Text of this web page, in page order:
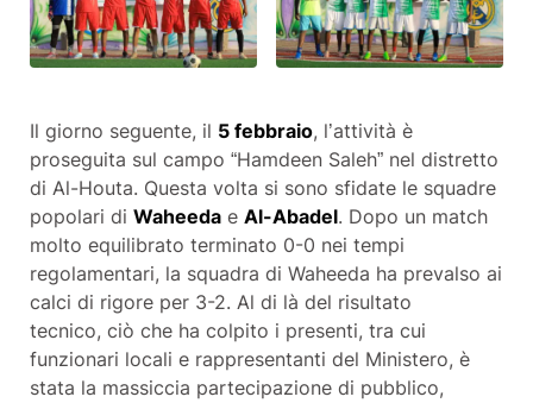
Il giorno seguente, il 5 febbraio, l’attività è
proseguita sul campo “Hamdeen Saleh” nel distretto
di Al-Houta. Questa volta si sono sfidate le squadre
popolari di Waheedae Al-Abadel. Dopo un match
molto equilibrato terminato 0-0 nei tempi
regolamentari, la squadra di Waheeda ha prevalso ai
calci di rigore per 3-2. Al di là del risultato
tecnico, ciò che ha colpito i presenti, tra cui
funzionari locali e rappresentanti del Ministero, è
stata la massiccia partecipazione di pubblico,